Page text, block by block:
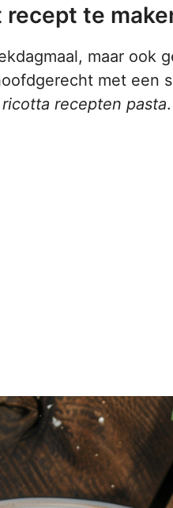
te
maar ook
met een
ricotta recepten pasta